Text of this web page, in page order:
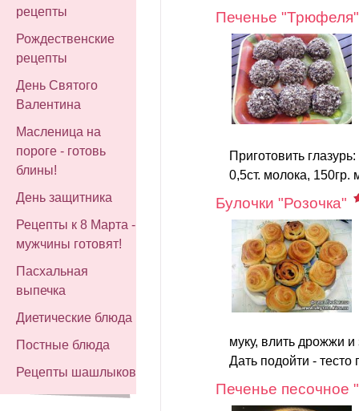
рецепты
Рождественские
рецепты
День Святого
Валентина
Масленица на
пороге - готовь
блины!
День защитника
Рецепты к 8 Марта -
мужчины готовят!
Пасхальная
выпечка
Диетические блюда
Постные блюда
Рецепты шашлыков
Печенье "Трюфеля"
Приготовить
0,5ст. молока, 150гр.
Булочки "Розочка"
муку, влить дрожжи и
Дать подойти -
Печенье песочное